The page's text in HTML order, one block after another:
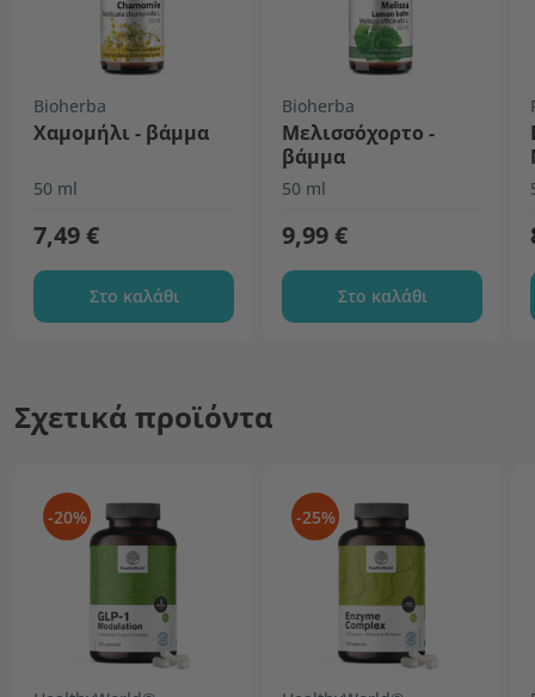
Bioherba
Χαμομήλι - βάμμα
50 ml
7,49 €
Στο καλάθι
Bioherba
Μελισσόχορτο -
βάμμα
50 ml
9,99 €
Στο καλάθι
Σχετικά προϊόντα
-20% -25%